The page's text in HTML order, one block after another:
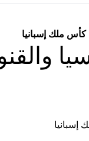
كأس ملك إسبانيا